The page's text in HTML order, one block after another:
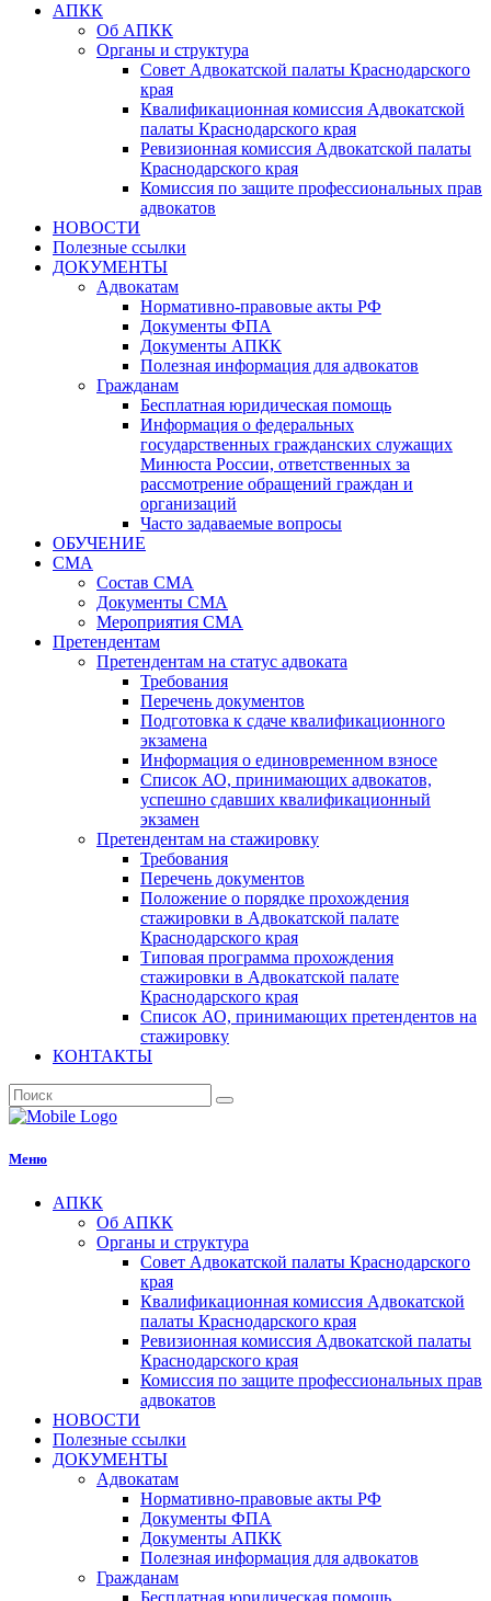
АПКК
Об АПКК
Органы и структура
Совет Адвокатской палаты Краснодарского
края
Квалификационная комиссия Адвокатской
палаты Краснодарского края
Ревизионная комиссия Адвокатской палаты
Краснодарского края
Комиссия по защите профессиональных прав
адвокатов
НОВОСТИ
Полезные ссылки
ДОКУМЕНТЫ
Адвокатам
Нормативно-правовые акты РФ
Документы ФПА
Документы АПКК
Полезная информация для адвокатов
Гражданам
Бесплатная юридическая помощь
Информация о федеральных
государственных гражданских служащих
Минюста России, ответственных за
рассмотрение обращений граждан и
организаций
Часто задаваемые вопросы
ОБУЧЕНИЕ
СМА
Состав СМА
Документы СМА
Мероприятия СМА
Претендентам
Претендентам на статус адвоката
Требования
Перечень документов
Подготовка к сдаче квалификационного
экзамена
Информация о единовременном взносе
Список АО, принимающих адвокатов,
успешно сдавших квалификационный
экзамен
Претендентам на стажировку
Требования
Перечень документов
Положение о порядке прохождения
стажировки в Адвокатской палате
Краснодарского края
Типовая программа прохождения
стажировки в Адвокатской палате
Краснодарского края
Список АО, принимающих претендентов на
стажировку
КОНТАКТЫ
Меню
АПКК
Об АПКК
Органы и структура
Совет Адвокатской палаты Краснодарского
края
Квалификационная комиссия Адвокатской
палаты Краснодарского края
Ревизионная комиссия Адвокатской палаты
Краснодарского края
Комиссия по защите профессиональных прав
адвокатов
НОВОСТИ
Полезные ссылки
ДОКУМЕНТЫ
Адвокатам
Нормативно-правовые акты РФ
Документы ФПА
Документы АПКК
Полезная информация для адвокатов
Гражданам
Бесплатная юридическая помощь